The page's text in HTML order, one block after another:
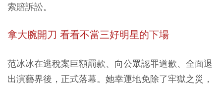
索賠訴訟。
拿大腕開刀 看看不當三好明星的下場
范冰冰在逃稅案巨額罰款、向公眾認罪道歉、全面退
出演藝界後，正式落幕。她幸運地免除了牢獄之災，